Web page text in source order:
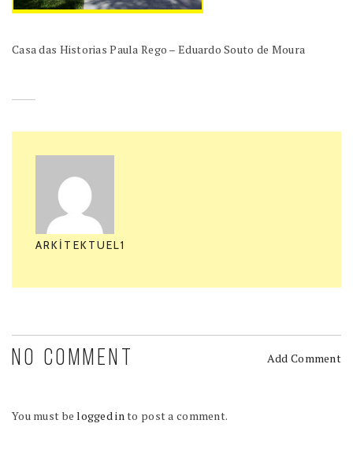
Casa das Historias Paula Rego – Eduardo Souto de Moura
ARKITEKTUEL1
NO COMMENT Add Comment
You must belogged into post a comment.